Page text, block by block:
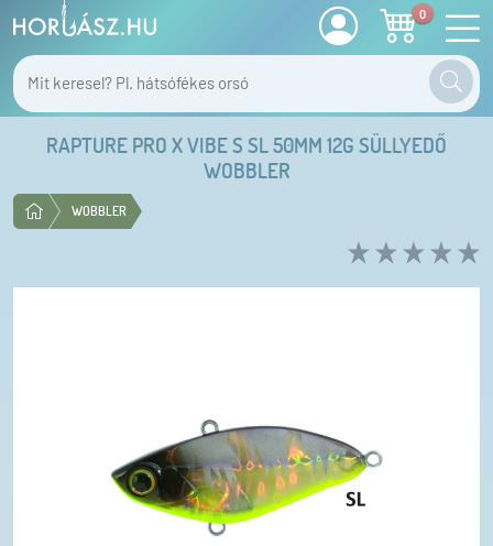
0
RAPTURE PRO X VIBE S SL 50MM 12G SÜLLYEDŐ
WOBBLER
WOBBLER